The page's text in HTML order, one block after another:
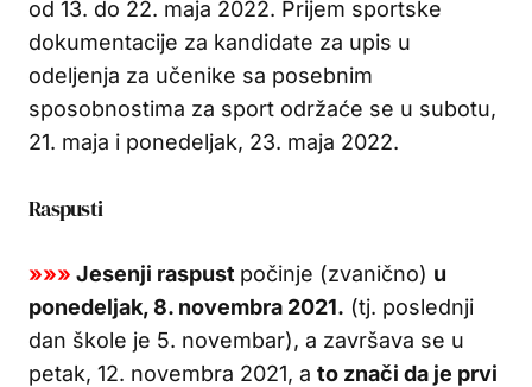
od 13. do 22. maja 2022. Prijem sportske
dokumentacije za kandidate za upis u
odeljenja za učenike sa posebnim
sposobnostima za sport održaće se u subotu,
21. maja i ponedeljak, 23. maja 2022.
Raspusti
»»» Jesenji raspust počinje (zvanično) u
ponedeljak, 8. novembra 2021. (tj. poslednji
dan škole je 5. novembar), a završava se u
petak, 12. novembra 2021, a to znači da je prvi